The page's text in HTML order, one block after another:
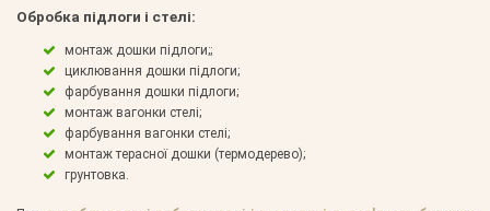
Обробка підлоги і стелі:
монтаж дошки підлоги;;
циклювання дошки підлоги;
фарбування дошки підлоги;
монтаж вагонки стелі;
фарбування вагонки стелі;
монтаж терасної дошки (термодерево);
грунтовка.